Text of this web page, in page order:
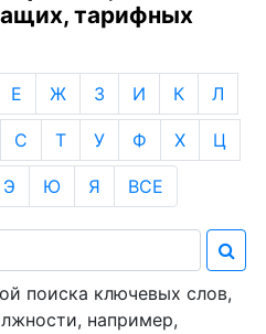
тарифных
Е Ж З И К Л
С Т У Ф Х Ц
Э Ю Я ВСЕ
поиска ключевых слов,
например,